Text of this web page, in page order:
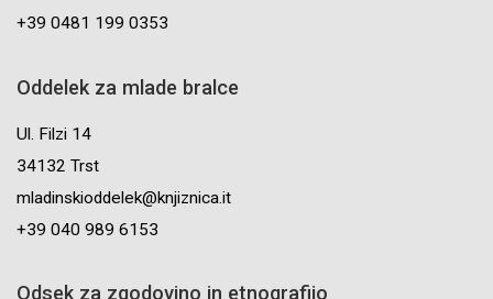
+39 0481 199 0353
Oddelek za mlade bralce
Ul. Filzi 14
34132 Trst
mladinskioddelek@knjiznica.it
+39 040 989 6153
Odsek za zgodovino in etnografijo